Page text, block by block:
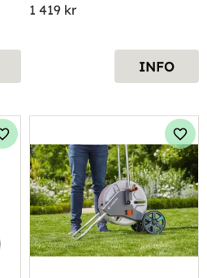
1 419 kr
INFO
Lägg till i favoriter